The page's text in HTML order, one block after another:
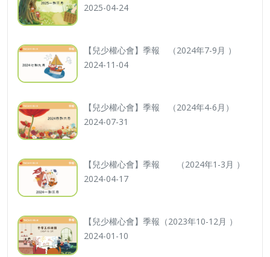
2025-04-24
【兒少權心會】季報 （2024年7-9月 ）
2024-11-04
【兒少權心會】季報 （2024年4-6月）
2024-07-31
【兒少權心會】季報 （2024年1-3月 ）
2024-04-17
【兒少權心會】季報（2023年10-12月 ）
2024-01-10